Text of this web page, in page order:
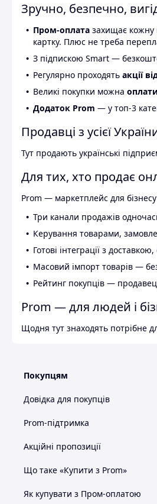
Зручно, безпечно,
Пром-оплата захищає кожну
картку. Плюс не треба
З підпискою Smart —
Регулярно проходять акції
Великі покупки можна
Додаток Prom — у топ-3
Продавці з усієї
Тут продають українські
Для тих, хто продає
Prom — маркетплейс для
Три канали продажів
Керування товарами,
Готові інтеграції з
Масовий імпорт товарів —
Рейтинг покупців —
Prom — для людей і
Щодня тут знаходять потрібне
Покупцям
Довідка для покупців
Prom-підтримка
Акційні пропозиції
Що таке «Купити з Prom»
Як купувати з Пром-оплатою